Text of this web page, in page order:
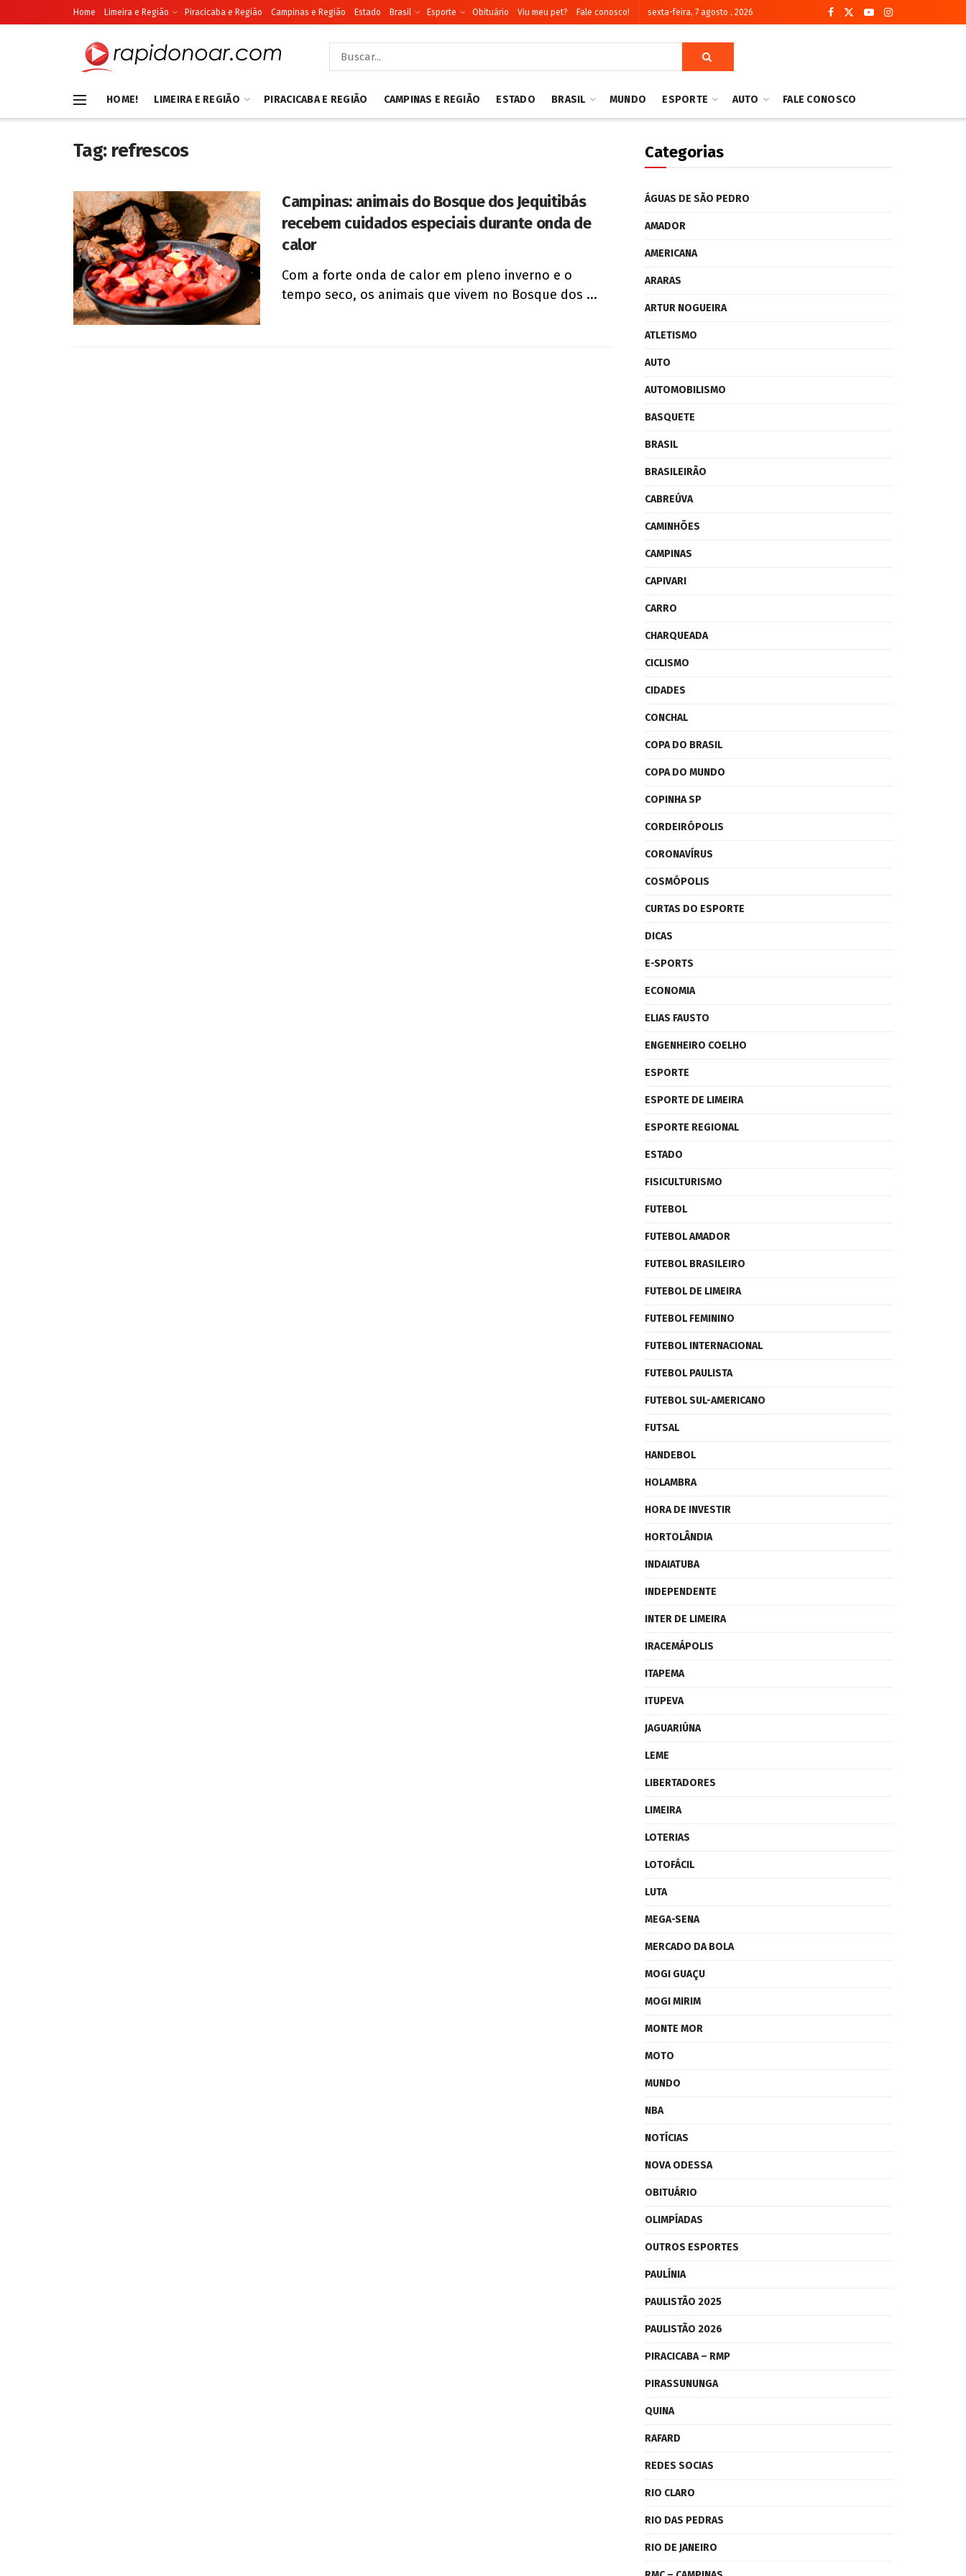
Home Limeira e Região Piracicaba e Região Campinas e Região Estado Brasil Esporte Obituário Viu meu pet? Fale conosco! sexta-feira, 7 agosto , 2026
HOME! LIMEIRA E REGIÃO PIRACICABA E REGIÃO CAMPINAS E REGIÃO ESTADO BRASIL MUNDO ESPORTE AUTO FALE CONOSCO
Tag: refrescos
Campinas: animais do Bosque dos Jequitibás
recebem cuidados especiais durante onda de
calor
Com a forte onda de calor em pleno inverno e o
tempo seco, os animais que vivem no Bosque dos ...
Categorias
ÁGUAS DE SÃO PEDRO
AMADOR
AMERICANA
ARARAS
ARTUR NOGUEIRA
ATLETISMO
AUTO
AUTOMOBILISMO
BASQUETE
BRASIL
BRASILEIRÃO
CABREÚVA
CAMINHÕES
CAMPINAS
CAPIVARI
CARRO
CHARQUEADA
CICLISMO
CIDADES
CONCHAL
COPA DO BRASIL
COPA DO MUNDO
COPINHA SP
CORDEIRÓPOLIS
CORONAVÍRUS
COSMÓPOLIS
CURTAS DO ESPORTE
DICAS
E-SPORTS
ECONOMIA
ELIAS FAUSTO
ENGENHEIRO COELHO
ESPORTE
ESPORTE DE LIMEIRA
ESPORTE REGIONAL
ESTADO
FISICULTURISMO
FUTEBOL
FUTEBOL AMADOR
FUTEBOL BRASILEIRO
FUTEBOL DE LIMEIRA
FUTEBOL FEMININO
FUTEBOL INTERNACIONAL
FUTEBOL PAULISTA
FUTEBOL SUL-AMERICANO
FUTSAL
HANDEBOL
HOLAMBRA
HORA DE INVESTIR
HORTOLÂNDIA
INDAIATUBA
INDEPENDENTE
INTER DE LIMEIRA
IRACEMÁPOLIS
ITAPEMA
ITUPEVA
JAGUARIÚNA
LEME
LIBERTADORES
LIMEIRA
LOTERIAS
LOTOFÁCIL
LUTA
MEGA-SENA
MERCADO DA BOLA
MOGI GUAÇU
MOGI MIRIM
MONTE MOR
MOTO
MUNDO
NBA
NOTÍCIAS
NOVA ODESSA
OBITUÁRIO
OLIMPÍADAS
OUTROS ESPORTES
PAULÍNIA
PAULISTÃO 2025
PAULISTÃO 2026
PIRACICABA – RMP
PIRASSUNUNGA
QUINA
RAFARD
REDES SOCIAS
RIO CLARO
RIO DAS PEDRAS
RIO DE JANEIRO